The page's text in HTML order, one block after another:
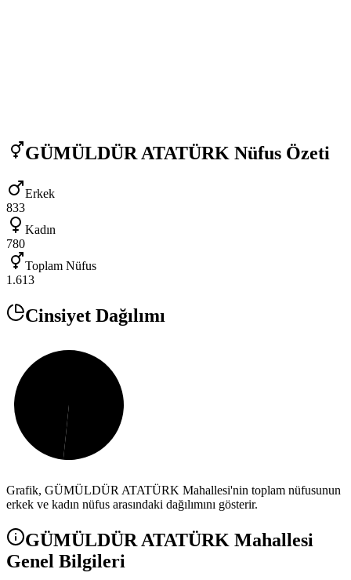
GÜMÜLDÜR ATATÜRK Nüfus Özeti
Erkek
833
Kadın
780
Toplam Nüfus
1.613
Cinsiyet Dağılımı
Grafik, GÜMÜLDÜR ATATÜRK Mahallesi'nin toplam nüfusunun
erkek ve kadın nüfus arasındaki dağılımını gösterir.
GÜMÜLDÜR ATATÜRK Mahallesi
Genel Bilgileri